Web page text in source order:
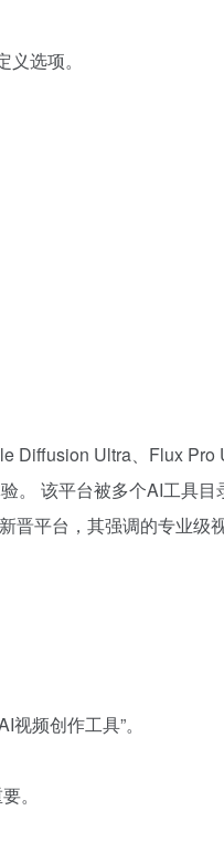
选项。
Ultra、Flux Pro
该平台被多个AI工具目
晋平台，其强调的专业级
频创作工具”。
。